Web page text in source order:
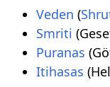
Veden (
Smriti
Puranas
Itihasas